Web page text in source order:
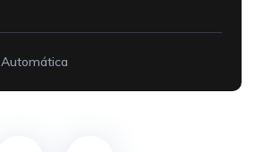
Automática